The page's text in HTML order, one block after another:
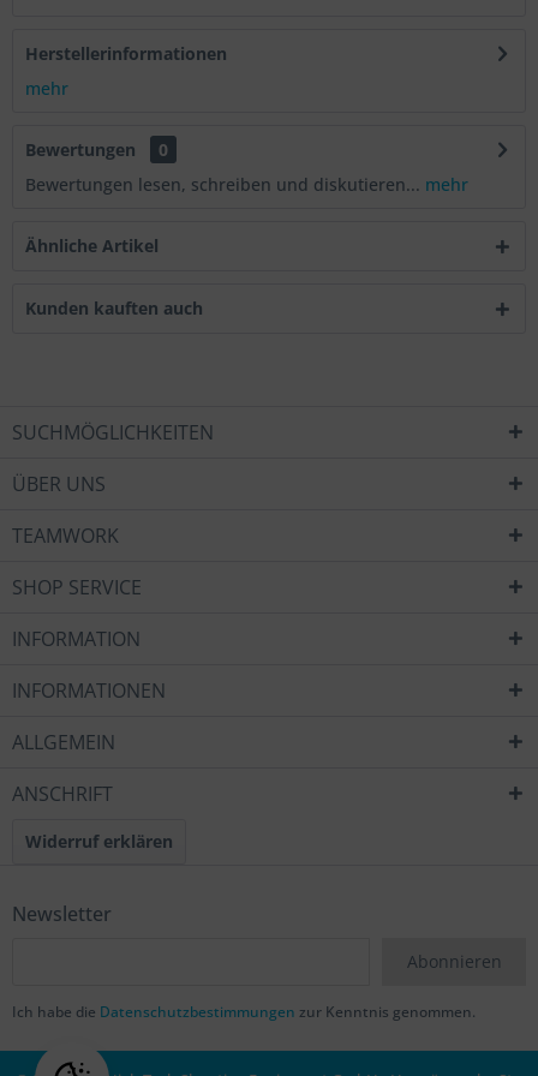
Herstellerinformationen
mehr
Bewertungen
0
Bewertungen lesen, schreiben und diskutieren... mehr
Ähnliche Artikel
Kunden kauften auch
SUCHMÖGLICHKEITEN
ÜBER UNS
TEAMWORK
SHOP SERVICE
INFORMATION
INFORMATIONEN
ALLGEMEIN
ANSCHRIFT
Widerruf erklären
Newsletter
Abonnieren
Ich habe die Datenschutzbestimmungen zur Kenntnis genommen.